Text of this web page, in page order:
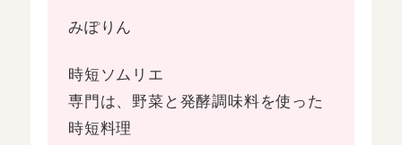
みぽりん
時短ソムリエ
専門は、野菜と発酵調味料を使った
時短料理